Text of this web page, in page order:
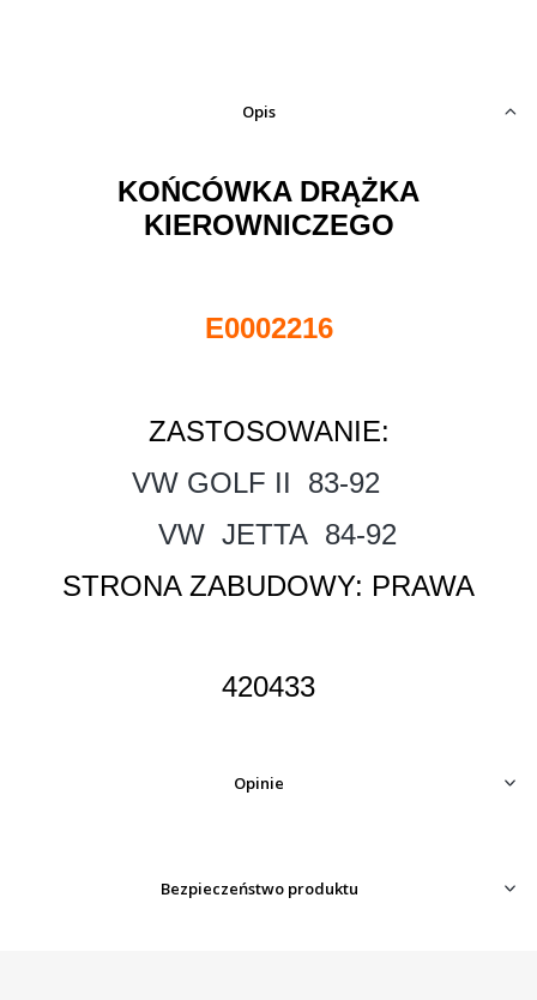
Opis
KOŃCÓWKA DRĄŻKA
KIEROWNICZEGO
E0002216
ZASTOSOWANIE:
VW GOLF II 83-92
VW JETTA 84-92
STRONA ZABUDOWY: PRAWA
420433
Opinie
Bezpieczeństwo produktu